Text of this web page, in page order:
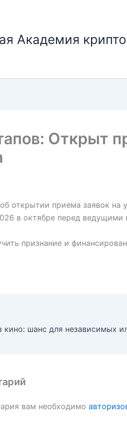
Академия
Открыт
открытии приема заявок
в октябре перед
признание и
вам необходимо